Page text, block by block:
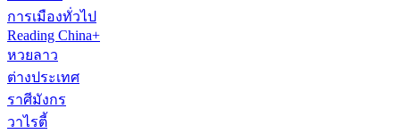
การเมืองทั่วไป
Reading China+
หวยลาว
ต่างประเทศ
ราศีมังกร
วาไรตี้